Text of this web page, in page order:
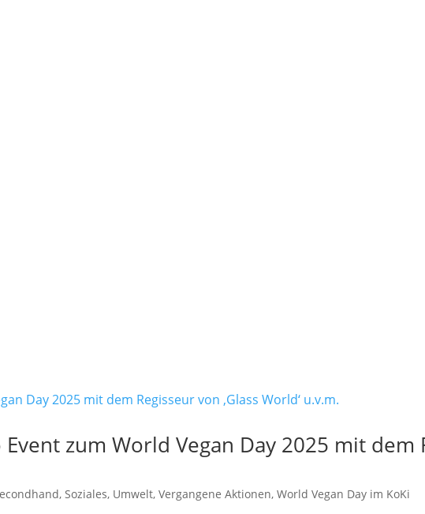
zum World Vegan Day 2025 mit dem
,Soziales, Umwelt,Vergangene Aktionen,World Vegan Day im KoKi